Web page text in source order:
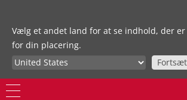
Vælg et andet land for at se indhold, der
for din placering.
Fortsæt